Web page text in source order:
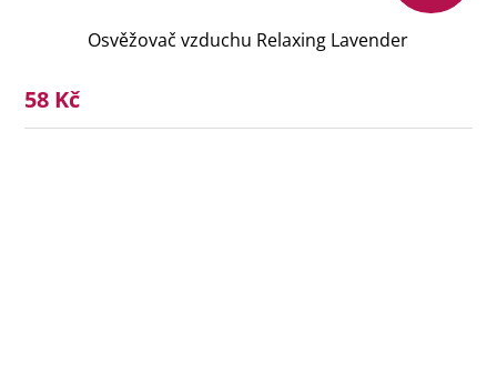
Osvěžovač vzduchu Relaxing Lavender
58 Kč